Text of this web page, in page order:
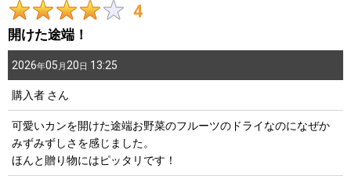
60代～ 4
開けた途端！
2026年05 月 20日 13:25
購入者 さん
可愛いカンを開けた途端お野菜のフルーツのドライなのになぜか
みずみずしさを感じました。
ほんと贈り物にはピッタリです！